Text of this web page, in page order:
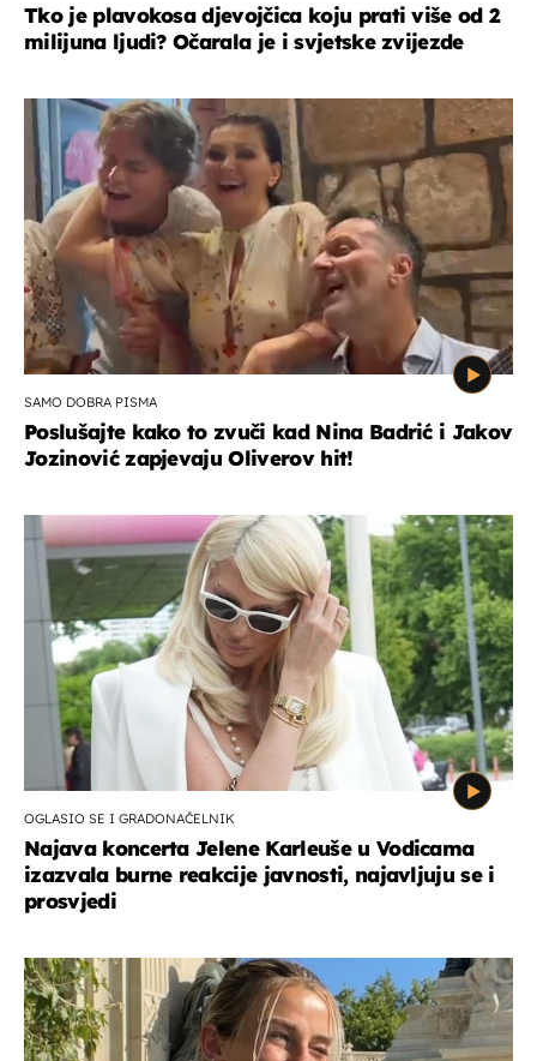
Tko je plavokosa djevojčica koju prati više od 2
milijuna ljudi? Očarala je i svjetske zvijezde
SAMO DOBRA PISMA
Poslušajte kako to zvuči kad Nina Badrić i Jakov
Jozinović zapjevaju Oliverov hit!
OGLASIO SE I GRADONAČELNIK
Najava koncerta Jelene Karleuše u Vodicama
izazvala burne reakcije javnosti, najavljuju se i
prosvjedi